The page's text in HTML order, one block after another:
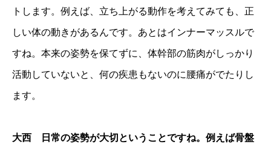
トします。例えば、立ち上がる動作を考えてみても、正
しい体の動きがあるんです。あとはインナーマッスルで
すね。本来の姿勢を保てずに、体幹部の筋肉がしっかり
活動していないと、何の疾患もないのに腰痛がでたりし
ます。
大西 日常の姿勢が大切ということですね。例えば骨盤